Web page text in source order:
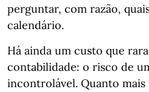
perguntar, com razão,
calendário.
Há ainda um custo que
contabilidade: o risco de
incontrolável. Quanto mais